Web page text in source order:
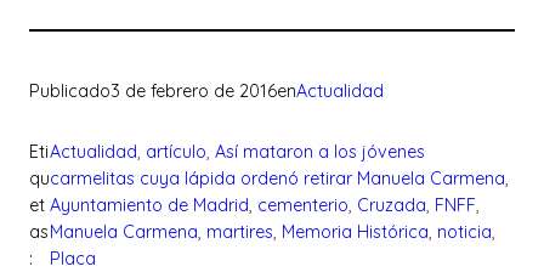
Publicado3 de febrero de 2016enActualidad
Eti
qu
et
as
:
Actualidad, artículo, Así mataron a los jóvenes
carmelitas cuya lápida ordenó retirar Manuela Carmena
Ayuntamiento de Madrid, cementerio, Cruzada, FNFF
Manuela Carmena, martires, Memoria Histórica, noticia
Placa